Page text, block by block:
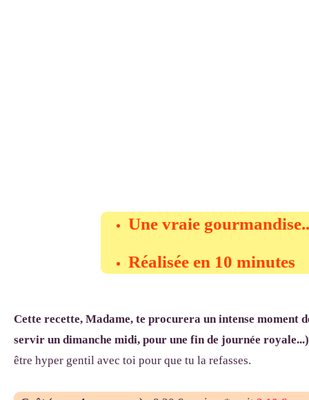
Une vraie
Réalisée en 10 minutes
Cette recette, Madame, te procurera un intense moment
servir un dimanche midi, pour une fin de journée royale...)
être hyper gentil avec toi pour que tu la refasses.